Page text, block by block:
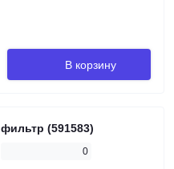
В корзину
фильтр (591583)
0